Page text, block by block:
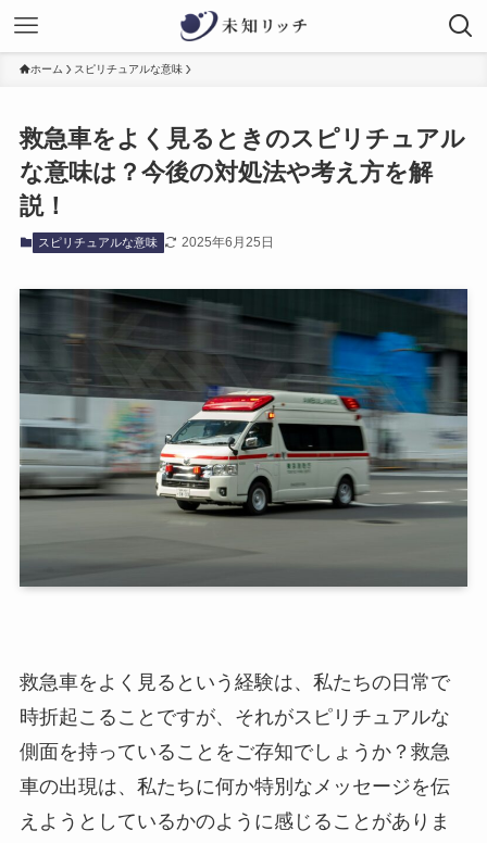
ホーム スピリチュアルな意味
救急車をよく見るときのスピリチュアル
な意味は？今後の対処法や考え方を解
説！
スピリチュアルな意味 2025年6月25日
救急車をよく見るという経験は、私たちの日常で
時折起こることですが、それがスピリチュアルな
側面を持っていることをご存知でしょうか？救急
車の出現は、私たちに何か特別なメッセージを伝
えようとしているかのように感じることがありま